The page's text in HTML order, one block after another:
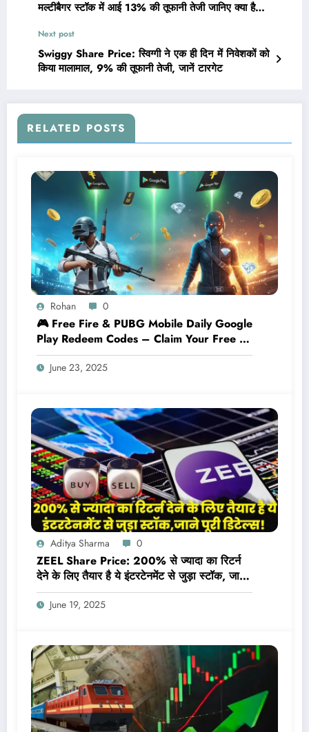
मल्टीबैगर स्टॉक में आई 13% की तूफानी तेजी जानिए क्या है
Next post
Swiggy Share Price: स्विग्गी ने एक ही दिन में निवेशकों को
किया मालामाल, 9% की तूफानी तेजी, जानें टारगेट
RELATED POSTS
Rohan 0
🎮 Free Fire & PUBG Mobile Daily Google
Play Redeem Codes – Claim Your Free ₹
Rewards Now!
June 23, 2025
Aditya Sharma 0
ZEEL Share Price: 200% से ज्यादा का रिटर्न
देने के लिए तैयार है ये इंटरटेनमेंट से जुड़ा स्टॉक, जाने
टारगेट सहित पूरी डिटेल्स!
June 19, 2025